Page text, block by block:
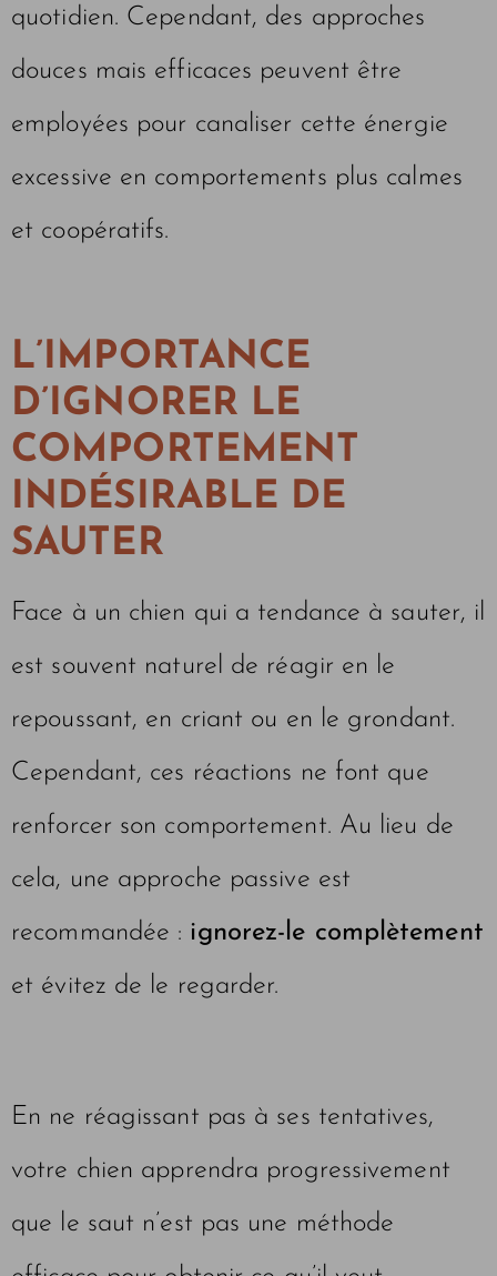
quotidien. Cependant, des approches
douces mais efficaces peuvent être
employées pour canaliser cette énergie
excessive en comportements plus calmes
et coopératifs.
L’IMPORTANCE
D’IGNORER LE
COMPORTEMENT
INDÉSIRABLE DE
SAUTER
Face à un chien qui a tendance à sauter, il
est souvent naturel de réagir en le
repoussant, en criant ou en le grondant.
Cependant, ces réactions ne font que
renforcer son comportement. Au lieu de
cela, une approche passive est
recommandée : ignorez-le complètement
et évitez de le regarder.
En ne réagissant pas à ses tentatives,
votre chien apprendra progressivement
que le saut n’est pas une méthode